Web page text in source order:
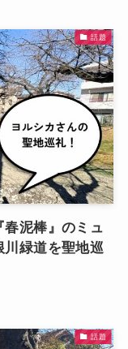
話題
泥棒』のミュ
川緑道を聖地巡
話題